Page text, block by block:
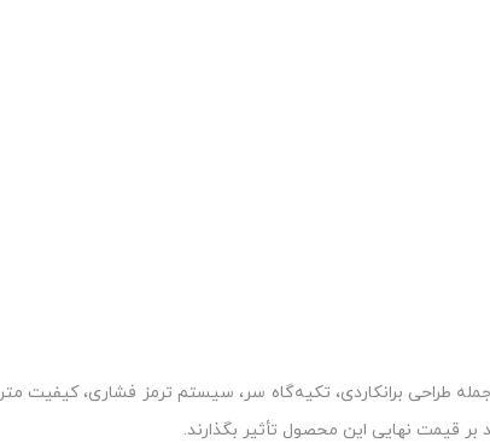
طراحی برانکاردی، تکیه‌گاه سر، سیستم ترمز فشاری، کیفیت
بر قیمت نهایی این محصول تأثیر بگذارند.